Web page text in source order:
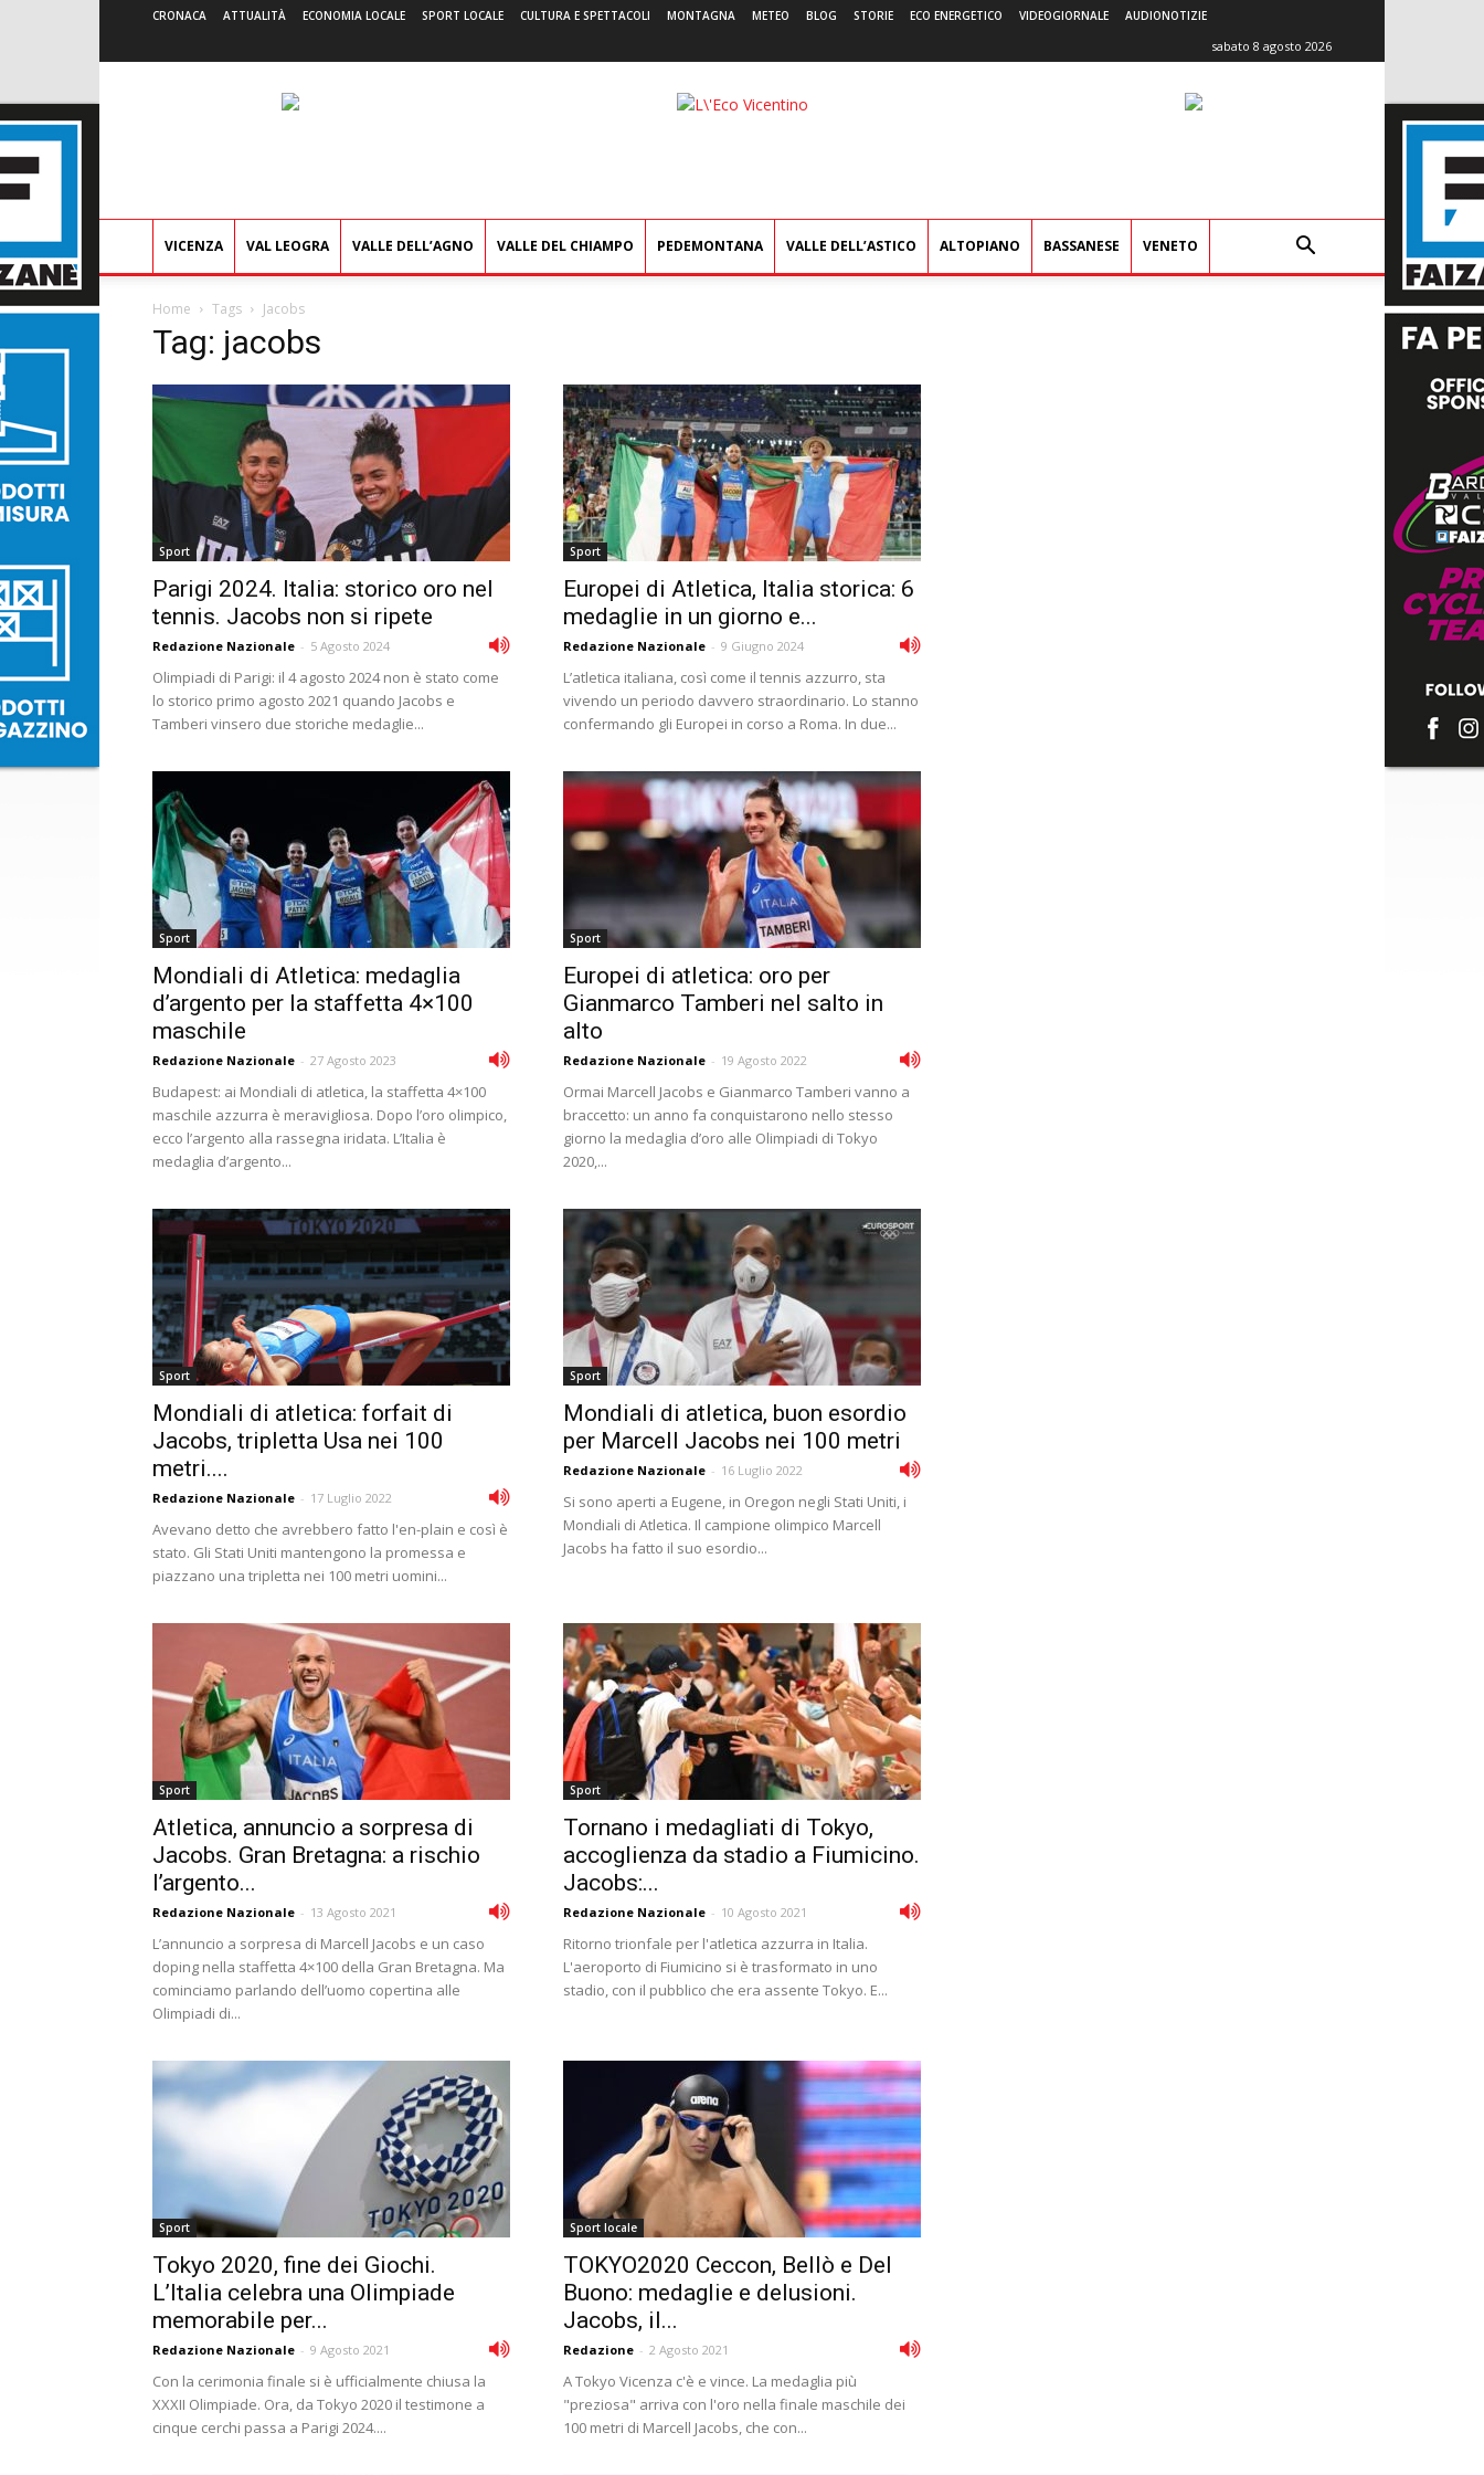
CRONACA ATTUALITÀ ECONOMIA LOCALE SPORT LOCALE CULTURA E SPETTACOLI MONTAGNA METEO BLOG STORIE ECO ENERGETICO VIDEOGIORNALE AUDIONOTIZIE
sabato 8 agosto 2026
L'Eco
VICENZA VAL LEOGRA VALLE DELL’AGNO VALLE DEL CHIAMPO PEDEMONTANA VALLE DELL’ASTICO ALTOPIANO BASSANESE VENETO
Home Tags Jacobs
Tag: jacobs
Sport
Parigi 2024. Italia: storico oro nel
tennis. Jacobs non si ripete
Redazione Nazionale - 5 Agosto 2024
Olimpiadi di Parigi: il 4 agosto 2024 non è stato come
lo storico primo agosto 2021 quando Jacobs e
Tamberi vinsero due storiche medaglie...
Sport
Europei di Atletica, Italia storica: 6
medaglie in un giorno e...
Redazione Nazionale - 9 Giugno 2024
L’atletica italiana, così come il tennis azzurro, sta
vivendo un periodo davvero straordinario. Lo stanno
confermando gli Europei in corso a Roma. In due...
Sport
Mondiali di Atletica: medaglia
d’argento per la staffetta 4×100
maschile
Redazione Nazionale - 27 Agosto 2023
Budapest: ai Mondiali di atletica, la staffetta 4×100
maschile azzurra è meravigliosa. Dopo l’oro olimpico,
ecco l’argento alla rassegna iridata. L’Italia è
medaglia d’argento...
Sport
Europei di atletica: oro per
Gianmarco Tamberi nel salto in
alto
Redazione Nazionale - 19 Agosto 2022
Ormai Marcell Jacobs e Gianmarco Tamberi vanno a
braccetto: un anno fa conquistarono nello stesso
giorno la medaglia d’oro alle Olimpiadi di Tokyo
2020,...
Sport
Mondiali di atletica: forfait di
Jacobs, tripletta Usa nei 100
metri....
Redazione Nazionale - 17 Luglio 2022
Avevano detto che avrebbero fatto l'en-plain e così è
stato. Gli Stati Uniti mantengono la promessa e
piazzano una tripletta nei 100 metri uomini...
Sport
Mondiali di atletica, buon esordio
per Marcell Jacobs nei 100 metri
Redazione Nazionale - 16 Luglio 2022
Si sono aperti a Eugene, in Oregon negli Stati Uniti, i
Mondiali di Atletica. Il campione olimpico Marcell
Jacobs ha fatto il suo esordio...
Sport
Atletica, annuncio a sorpresa di
Jacobs. Gran Bretagna: a rischio
l’argento...
Redazione Nazionale - 13 Agosto 2021
L’annuncio a sorpresa di Marcell Jacobs e un caso
doping nella staffetta 4×100 della Gran Bretagna. Ma
cominciamo parlando dell’uomo copertina alle
Olimpiadi di...
Sport
Tornano i medagliati di Tokyo,
accoglienza da stadio a Fiumicino.
Jacobs:...
Redazione Nazionale - 10 Agosto 2021
Ritorno trionfale per l'atletica azzurra in Italia.
L'aeroporto di Fiumicino si è trasformato in uno
stadio, con il pubblico che era assente Tokyo. E...
Sport
Tokyo 2020, fine dei Giochi.
L’Italia celebra una Olimpiade
memorabile per...
Redazione Nazionale - 9 Agosto 2021
Con la cerimonia finale si è ufficialmente chiusa la
XXXII Olimpiade. Ora, da Tokyo 2020 il testimone a
cinque cerchi passa a Parigi 2024....
Sport locale
TOKYO2020 Ceccon, Bellò e Del
Buono: medaglie e delusioni.
Jacobs, il...
Redazione - 2 Agosto 2021
A Tokyo Vicenza c'è e vince. La medaglia più
"preziosa" arriva con l'oro nella finale maschile dei
100 metri di Marcell Jacobs, che con...